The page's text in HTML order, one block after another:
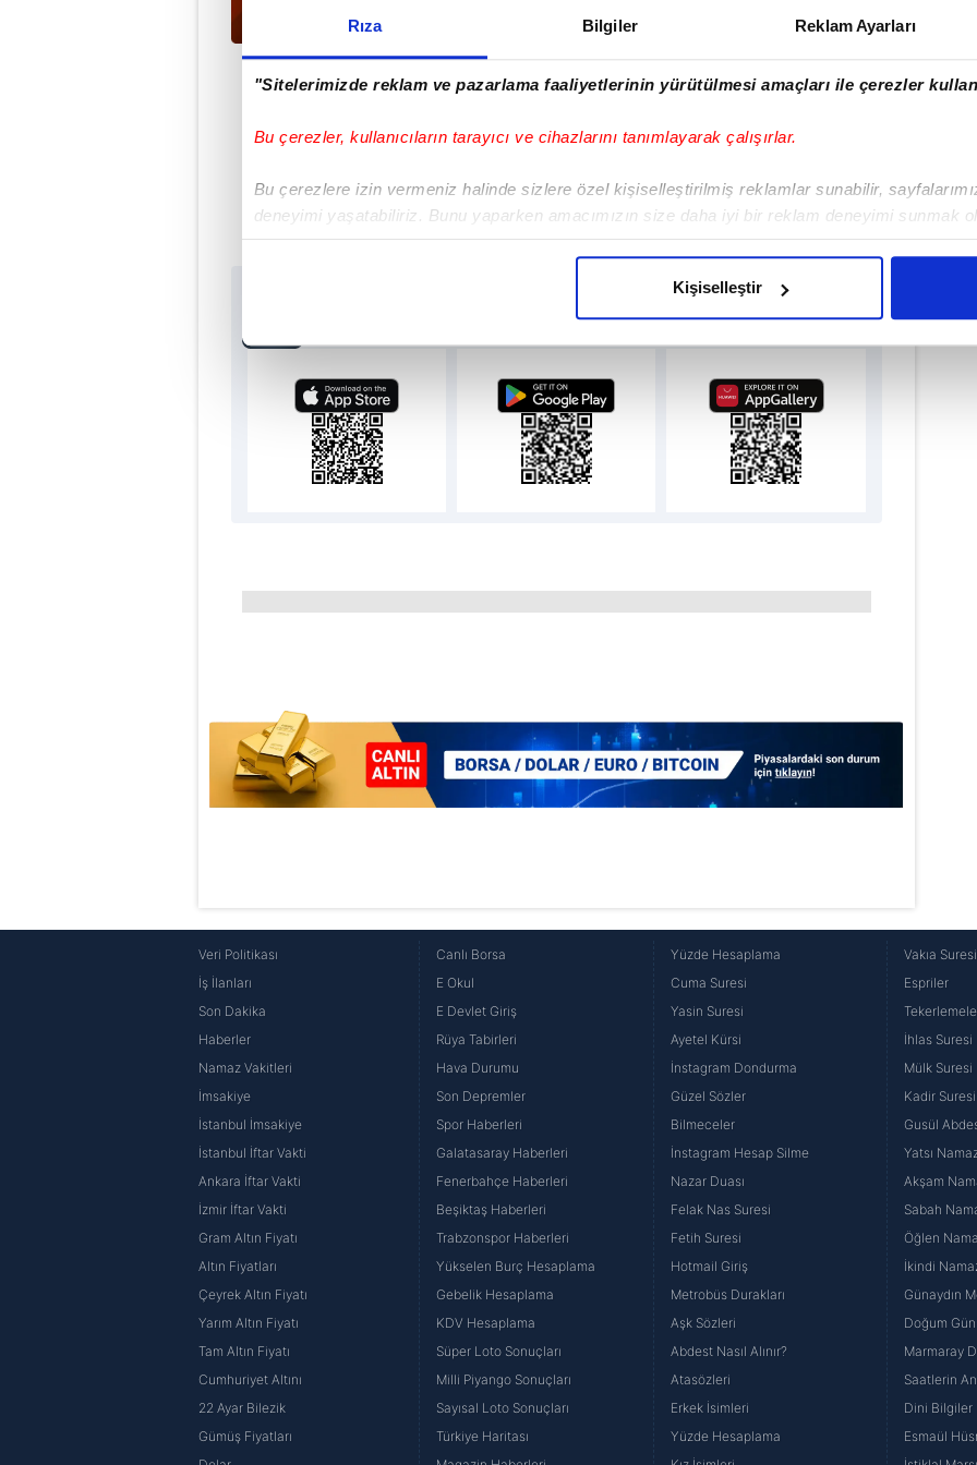
Rıza Bilgiler Reklam Ayarları
"Sitelerimizde reklam ve pazarlama faaliyetlerinin yürütülmesi amaçları ile çerezler
Bu çerezler, kullanıcıların tarayıcı ve cihazlarını tanımlayarak çalışırlar.
Bu çerezlere izin vermeniz halinde sizlere özel kişiselleştirilmiş reklamlar sunabilir,
deneyimi yaşatabiliriz. Bunu yaparken amacımızın size daha iyi bir reklam deneyimi sunmak
içerikleri sunabilmek adına elimizden gelen çabayı gösterdiğimizi ve bu noktada, reklamların
Her halükârda, kullanıcılar, bu çerezlere izin vermedikleri takdirde, kullanıcılara hedefli
çerezler vasıtasıyla çeşitli kişisel verileriniz işlenmekte olup gerekli olan çerezler bilgi toplumu
amacıyla kullanılmaktadır. Diğer çerezler, sitemizin daha işlevsel kılınması ve
reklam/pazarlama faaliyetlerinin yapılması, amaçlarıyla sınırlı olarak açık rızanız dahilinde
Kişiselleştir
Doğukan Yıldırım - Editör
Veri Politikası
İş İlanları
Son Dakika
Haberler
Namaz Vakitleri
İmsakiye
İstanbul İmsakiye
İstanbul İftar Vakti
Ankara İftar Vakti
İzmir İftar Vakti
Gram Altın Fiyatı
Altın Fiyatları
Çeyrek Altın Fiyatı
Yarım Altın Fiyatı
Tam Altın Fiyatı
Cumhuriyet Altını
22 Ayar Bilezik
Gümüş Fiyatları
Canlı Borsa
E Okul
E Devlet Giriş
Rüya Tabirleri
Hava Durumu
Son Depremler
Spor Haberleri
Galatasaray Haberleri
Fenerbahçe Haberleri
Beşiktaş Haberleri
Trabzonspor Haberleri
Yükselen Burç Hesaplama
Gebelik Hesaplama
KDV Hesaplama
Süper Loto Sonuçları
Milli Piyango Sonuçları
Sayısal Loto Sonuçları
Türkiye Haritası
Yüzde Hesaplama
Cuma Suresi
Yasin Suresi
Ayetel Kürsi
İnstagram Dondurma
Güzel Sözler
Bilmeceler
İnstagram Hesap Silme
Nazar Duası
Felak Nas Suresi
Fetih Suresi
Hotmail Giriş
Metrobüs Durakları
Aşk Sözleri
Abdest Nasıl Alınır?
Atasözleri
Erkek İsimleri
Yüzde Hesaplama
Vakıa Suresi
Espriler
İhlas Suresi
Mülk Suresi
Kadir Suresi
Gusül
Yatsı
Akşam
Sabah
Öğlen
İkindi
Günaydın
Doğum
Marmaray
Saatlerin
Dini Bilgiler
Esmaül